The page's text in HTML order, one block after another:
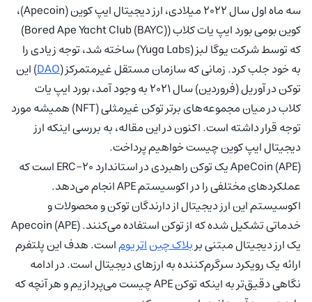
سه ماه اول سال 2022 میلادی، ارز دیجیتال ایپ کوین (Apecoin)،
کوین بومی بورد ایپ یات کلاب (Bored Ape Yacht Club (BAYC))
که توسط شرکت یوگا لبز (Yuga Labs) ساخته شد، توجه زیادی را
به خود جلب کرد. زمانی که سازمان مستقل غیرمتمرکز (DAO) این
توکن در آوریل (فروردین) سال 2021 به وجود آمد، بورد ایپ یات
کلاب در میان مجموعه‌های برتر توکن غیرمثلی (NFT) همیشه مورد
توجه قرار داشته است. اکنون در این مقاله، به بررسی اینکه ارز
دیجیتال ایپ کوین چیست خواهیم پرداخت.
ApeCoin (APE) یک توکن راهبردی در استاندارد ERC-20 است که
عملکردهای مختلفی را در اکوسیستم APE انجام می‌دهد.
اکوسیستم این ارز دیجیتال از دارندگان توکن و محصولات و
خدماتی تشکیل شده که از توکن استفاده می‌کنند. Apecoin (APE)
یک ارز دیجیتال مبتنی بربلاک چیناتریوماست. هدف این پلتفرم
ارائه یک رویکرد سرگرم‌کننده به ارزهای دیجیتال است. در ادامه
نگاهی دقیق‌تر به اینکه توکن APE چیست می‌پردازیم و هر آنچه که